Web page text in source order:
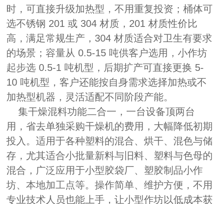
时，可直接升级加热型，不用重复投资；桶体可
选不锈钢 201 或 304 材质，201 材质性价比
高，满足常规生产，304 材质适合对卫生有要求
的场景；容量从 0.5-15 吨供客户选用，小作坊
起步选 0.5-1 吨机型，后期扩产可直接更换 5-
10 吨机型，客户还能按自身需求选择加热或不
加热型机器，灵活适配不同阶段产能。
集干燥混料功能二合一，一台设备顶两台
用，省去单独采购干燥机的费用，大幅降低初期
投入。适用于各种塑料的混合、烘干、混色与储
存，尤其适合小批量新料与旧料、塑料与色母的
混合，广泛应用于小型胶袋厂、塑胶制品小作
坊、本地加工点等。操作简单、维护方便，不用
专业技术人员也能上手，让小型作坊以低成本获